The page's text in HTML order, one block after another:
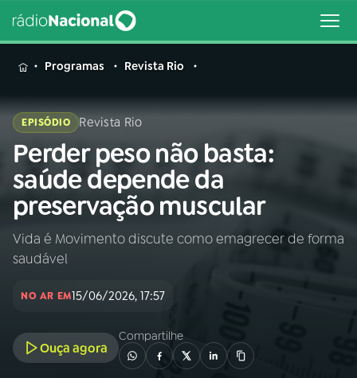
MENU
Buscar
na
Rádio
Nacional
Buscar
AO VIVO
INÍCIO
A RÁDIO
Programas Revista Rio
EPISÓDIO Revista Rio
Perder peso não basta:
saúde depende da
preservação muscular
Vida é Movimento discute como emagrecer de forma
saudável
NO AR EM15/06/2026, 17:57
Ouça agora
Compartilhe